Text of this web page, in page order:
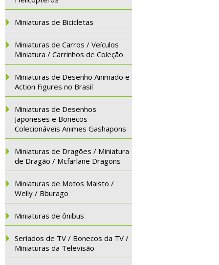
Miniaturas de Bicicletas
Miniaturas de Carros / Veículos
Miniatura / Carrinhos de Coleção
Miniaturas de Desenho Animado e
Action Figures no Brasil
Miniaturas de Desenhos
Japoneses e Bonecos
Colecionáveis Animes Gashapons
Miniaturas de Dragões / Miniatura
de Dragão / Mcfarlane Dragons
Miniaturas de Motos Maisto /
Welly / Bburago
Miniaturas de ônibus
Seriados de TV / Bonecos da TV /
Miniaturas da Televisão